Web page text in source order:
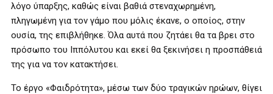
λόγο ύπαρξης, καθώς είναι βαθιά στεναχωρημένη,
πληγωμένη για τον γάμο που μόλις έκανε, ο οποίος, στην
ουσία, της επιβλήθηκε. Όλα αυτά που ζητάει θα τα βρει στο
πρόσωπο του Ιππόλυτου και εκεί θα ξεκινήσει η προσπάθειά
της για να τον κατακτήσει.
Το έργο «Φαιδρότητα», μέσω των δύο τραγικών ηρώων, θίγει